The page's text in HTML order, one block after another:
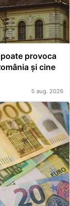
provoca
și cine
5 aug. 2026